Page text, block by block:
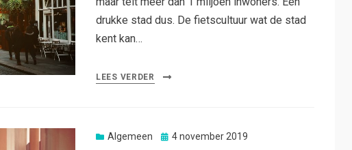
drukke stad dus. De fietscultuur wat de stad
kent kan…
LEES VERDER
Algemeen
Posted
4 november 2019